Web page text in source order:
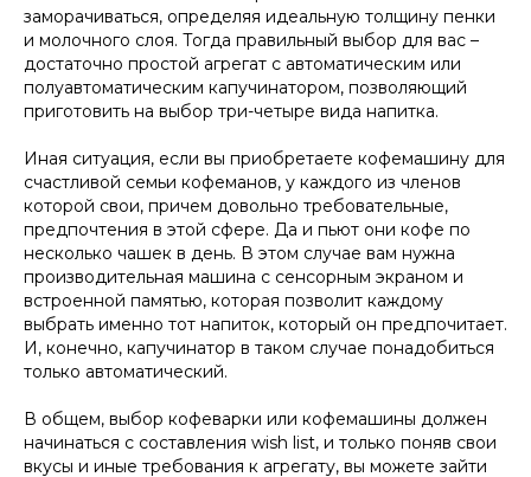
заморачиваться, определяя идеальную толщину пенки
и молочного слоя. Тогда правильный выбор для вас –
достаточно простой агрегат с автоматическим или
полуавтоматическим капучинатором, позволяющий
приготовить на выбор три-четыре вида напитка.
Иная ситуация, если вы приобретаете кофемашину для
счастливой семьи кофеманов, у каждого из членов
которой свои, причем довольно требовательные,
предпочтения в этой сфере. Да и пьют они кофе по
несколько чашек в день. В этом случае вам нужна
производительная машина с сенсорным экраном и
встроенной памятью, которая позволит каждому
выбрать именно тот напиток, который он предпочитает.
И, конечно, капучинатор в таком случае понадобиться
только автоматический.
В общем, выбор кофеварки или кофемашины должен
начинаться с составления wish list, и только поняв свои
вкусы и иные требования к агрегату, вы можете зайти